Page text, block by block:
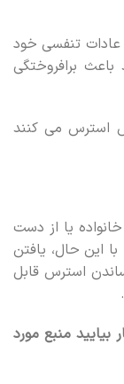
تنفسی خود
برافروختگی
استرس می کنند
یا از دست
این حال، یافتن
استرس قابل
بیایید منبع مورد